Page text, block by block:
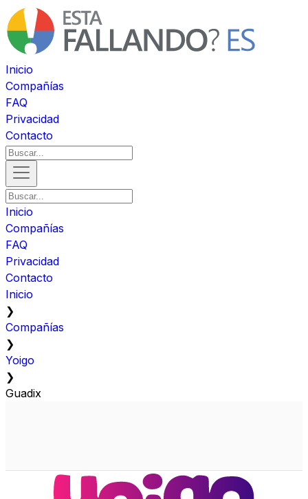
Inicio
Compañías
FAQ
Privacidad
Contacto
Inicio
Compañías
FAQ
Privacidad
Contacto
Inicio
❯
Compañías
❯
Yoigo
❯
Guadix